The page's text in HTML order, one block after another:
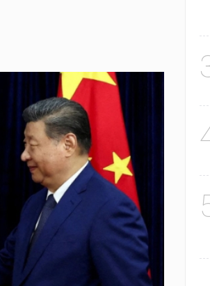
ônibus reforçados durante Feira da
para depois e calendário eleitoral